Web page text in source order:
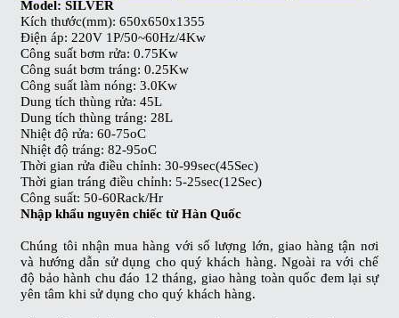
Model: SILVER
Kích thước(mm): 650x650x1355
Điện áp: 220V 1P/50~60Hz/4Kw
Công suất bơm rửa: 0.75Kw
Công suát bơm tráng: 0.25Kw
Công suất làm nóng: 3.0Kw
Dung tích thùng rửa: 45L
Dung tích thùng tráng: 28L
Nhiệt độ rửa: 60-75oC
Nhiệt độ tráng: 82-95oC
Thời gian rửa điều chỉnh:30-99sec(45Sec)
Thời gian tráng điều chỉnh:5-25sec(12Sec)
Công suất: 50-60Rack/Hr
Nhập khẩu nguyên chiếc từ Hàn Quốc
Chúng tôi nhận mua hàng với số lượng lớn, giao hàng tận nơi
và hướng dẫn sử dụng cho quý khách hàng. Ngoài ra với chế
độ bảo hành chu đáo 12 tháng, giao hàng toàn quốc đem lại sự
yên tâm khi sử dụng cho quý khách hàng.